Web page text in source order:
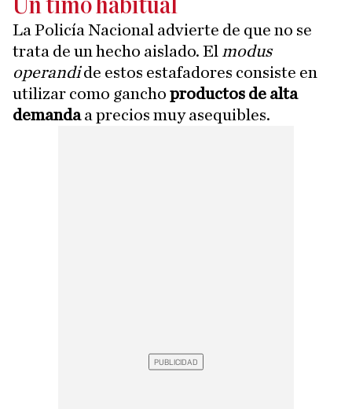
Un timo habitual
La Policía Nacional advierte de que no se
trata de un hecho aislado. El modus
operandide estos estafadores consiste en
utilizar como gancho productos de alta
demandaa precios muy asequibles.